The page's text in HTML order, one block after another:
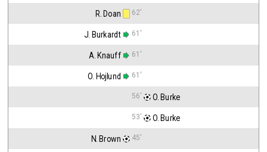
R. Doan 62'
J. Burkardt 61'
A. Knauff 61'
O. Hojlund 61'
56' O. Burke
53' O. Burke
N. Brown 45'